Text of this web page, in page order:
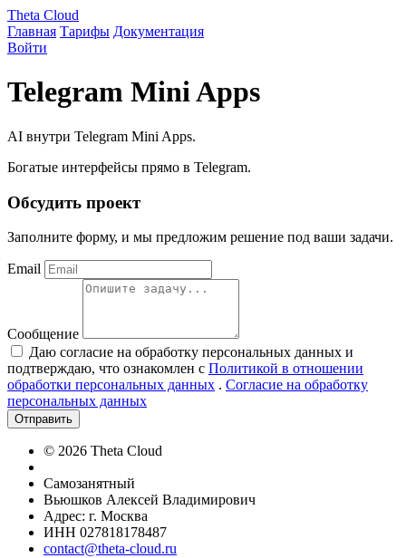
Theta Cloud
Главная Тарифы Документация
Войти
Telegram Mini Apps
AI внутри Telegram Mini Apps.
Богатые интерфейсы прямо в Telegram.
Обсудить проект
Заполните форму, и мы предложим решение под ваши задачи.
Email
Сообщение
Даю согласие на обработку персональных данных и
подтверждаю, что ознакомлен с Политикой в отношении
обработки персональных данных . Согласие на обработку
персональных данных
Отправить
© 2026 Theta Cloud
Самозанятный
Вьюшков Алексей Владимирович
Адрес: г. Москва
ИНН 027818178487
contact@theta-cloud.ru